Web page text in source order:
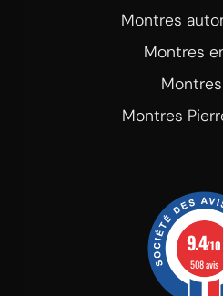
Montres
Montres
Montres
Montres
9.4/10
508 avis